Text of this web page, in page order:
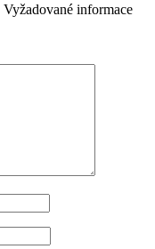
Vyžadované informace